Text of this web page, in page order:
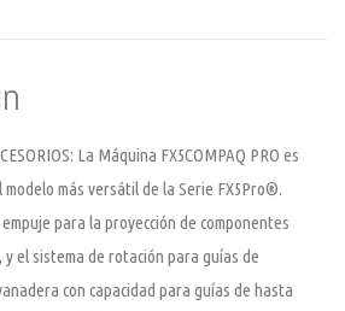
La Máquina FX5COMPAQ PRO es
más versátil de la Serie FX5Pro®.
para la proyección de componentes
y el sistema de rotación para guías de
con capacidad para guías de hasta